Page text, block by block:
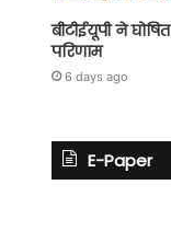
बीटीईयूपी ने
परिणाम
6 days ago
E-Paper